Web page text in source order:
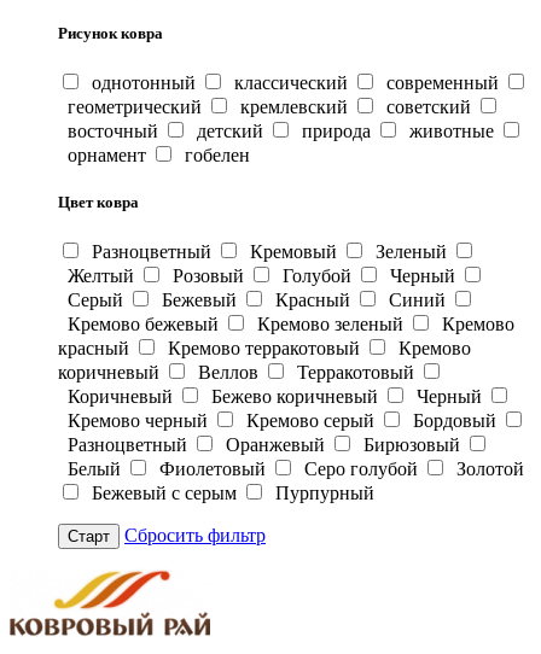
Рисунок ковра
однотонный классический
современный
геометрический
кремлевский
советский
восточный
детский природа
животные
орнамент
гобелен
Цвет ковра
Разноцветный Кремовый
Зеленый
Желтый
Розовый Голубой
Черный
Серый
Бежевый Красный
Синий
Кремово бежевый
Кремово зеленый
Кремово
красный
Кремово терракотовый
Кремово
коричневый
Веллов
Терракотовый
Коричневый
Бежево коричневый
Черный
Кремово черный
Кремово серый
Бордовый
Разноцветный
Оранжевый
Бирюзовый
Белый
Фиолетовый Серо голубой
Золотой
Бежевый с серым
Пурпурный
Старт Сбросить фильтр